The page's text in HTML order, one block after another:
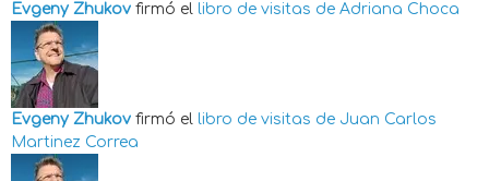
Evgeny Zhukov firmó el libro de visitas de Adriana Choca
Evgeny Zhukov firmó el libro de visitas de Juan Carlos
Martinez Correa